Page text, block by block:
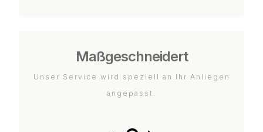
Maßgeschneidert
Unser Service wird speziell an Ihr Anliegen
angepasst.